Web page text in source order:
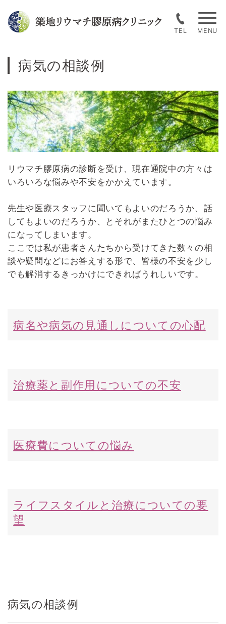
to
content
TEL
病気の相談例
リウマチ膠原病の診断を受け、現在通院中の方々は
いろいろな悩みや不安をかかえています。
先生や医療スタッフに聞いてもよいのだろうか、話
してもよいのだろうか、とそれがまたひとつの悩み
になってしまいます。
ここでは私が患者さんたちから受けてきた数々の相
談や疑問などにお答えする形で、皆様の不安を少し
でも解消するきっかけにできればうれしいです。
病名や病気の見通しについての心配
治療薬と副作用についての不安
医療費についての悩み
ライフスタイルと治療についての要
望
病気の相談例